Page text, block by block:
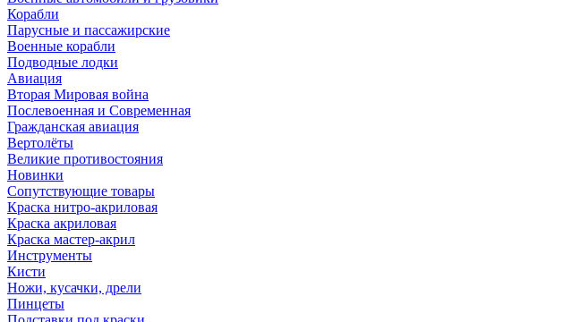
Корабли
Парусные и пассажирские
Военные корабли
Подводные лодки
Авиация
Вторая Мировая война
Послевоенная и Современная
Гражданская авиация
Вертолёты
Великие противостояния
Новинки
Сопутствующие товары
Краска нитро-акриловая
Краска акриловая
Краска мастер-акрил
Инструменты
Кисти
Ножи, кусачки, дрели
Пинцеты